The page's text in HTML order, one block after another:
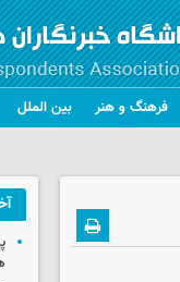
فرهنگ و هنر بین الملل